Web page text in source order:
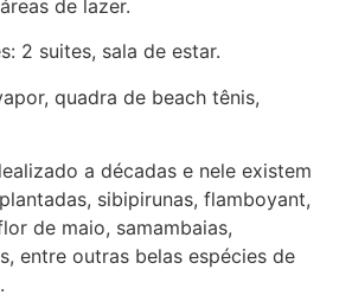
de lazer.
2 suites, sala de estar.
quadra de beach tênis,
a décadas e nele existem
sibipirunas, flamboyant,
de maio, samambaias,
entre outras belas espécies de